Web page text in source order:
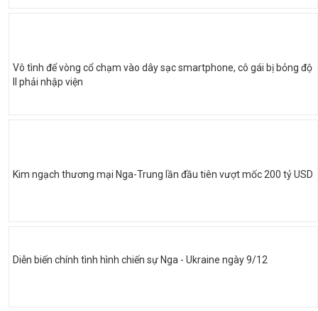
Vô tình để vòng cổ chạm vào dây sạc smartphone, cô gái bị bỏng độ
II phải nhập viện
Kim ngạch thương mại Nga-Trung lần đầu tiên vượt mốc 200 tỷ USD
Diễn biến chính tình hình chiến sự Nga - Ukraine ngày 9/12